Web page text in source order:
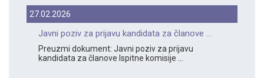
27.02.2026
Javni poziv za prijavu kandidata za članove ...
Preuzmi dokument: Javni poziv za prijavu
kandidata za članove Ispitne komisije ...